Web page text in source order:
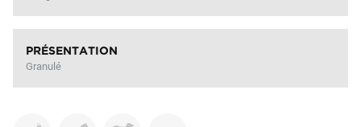
PRÉSENTATION
Granulé